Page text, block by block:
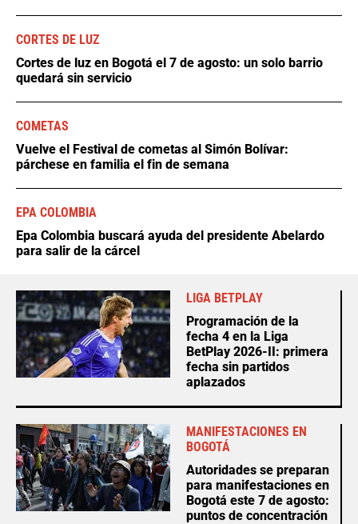
CORTES DE LUZ
Cortes de luz en Bogotá el 7 de agosto: un solo barrio
quedará sin servicio
COMETAS
Vuelve el Festival de cometas al Simón Bolívar:
párchese en familia el fin de semana
EPA COLOMBIA
Epa Colombia buscará ayuda del presidente Abelardo
para salir de la cárcel
LIGA BETPLAY
Programación de la
fecha 4 en la Liga
BetPlay 2026-II: primera
fecha sin partidos
aplazados
MANIFESTACIONES EN
BOGOTÁ
Autoridades se preparan
para manifestaciones en
Bogotá este 7 de agosto:
puntos de concentración